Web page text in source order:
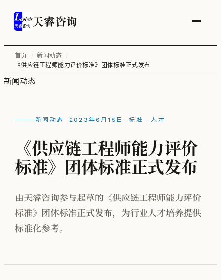
天睿咨询
信息化顶层规划
物流培训
全部案例
首页 / 新闻动态 /
《供应链工程师能力评价标准》团体标准正式发布
新闻动态
新闻动态 · 2023年6月15日 · 标准 · 人才
《供应链工程师能力评价
标准》团体标准正式发布
由天睿咨询参与起草的《供应链工程师能力评价
标准》团体标准正式发布，为行业人才培养提供
标准化参考。